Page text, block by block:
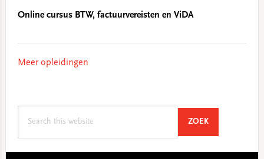
Online cursus BTW, factuurvereisten en ViDA
Meer opleidingen
ZOEKSEARCH